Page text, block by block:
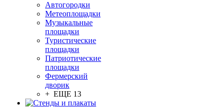
Автогородки
Метеоплощадки
Музыкальные
площадки
Туристические
площадки
Патриотические
площадки
Фермерский
дворик
+ ЕЩЕ 13